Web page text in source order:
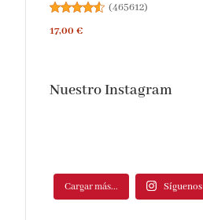
(465612)
17,00 €
Nuestro Instagram
Cargar más... Síguenos